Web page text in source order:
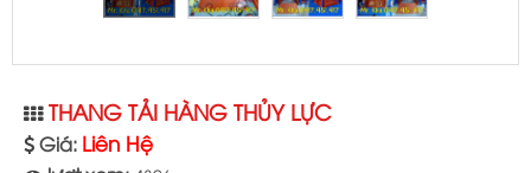
THANG TẢI HÀNG THỦY LỰC
Giá: Liên Hệ